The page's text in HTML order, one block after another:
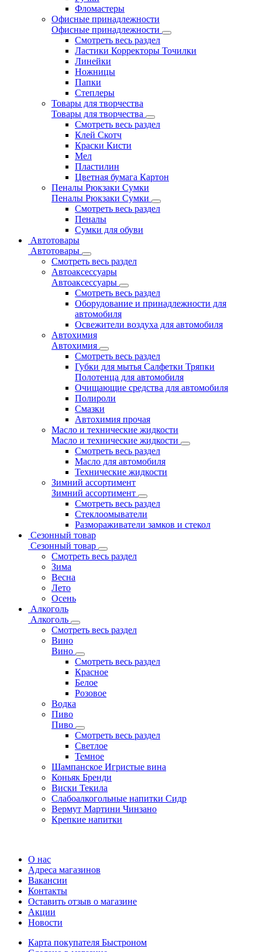
Фломастеры
Офисные принадлежности
Офисные принадлежности
Смотреть весь раздел
Ластики Корректоры Точилки
Линейки
Ножницы
Папки
Степлеры
Товары для творчества
Товары для творчества
Смотреть весь раздел
Клей Скотч
Краски Кисти
Мел
Пластилин
Цветная бумага Картон
Пеналы Рюкзаки Сумки
Пеналы Рюкзаки Сумки
Смотреть весь раздел
Пеналы
Сумки для обуви
Автотовары
Автотовары
Смотреть весь раздел
Автоаксессуары
Автоаксессуары
Смотреть весь раздел
Оборудование и принадлежности для
автомобиля
Освежители воздуха для автомобиля
Автохимия
Автохимия
Смотреть весь раздел
Губки для мытья Салфетки Тряпки
Полотенца для автомобиля
Очищающие средства для автомобиля
Полироли
Смазки
Автохимия прочая
Масло и технические жидкости
Масло и технические жидкости
Смотреть весь раздел
Масло для автомобиля
Технические жидкости
Зимний ассортимент
Зимний ассортимент
Смотреть весь раздел
Стеклоомыватели
Размораживатели замков и стекол
Сезонный товар
Сезонный товар
Смотреть весь раздел
Зима
Весна
Лето
Осень
Алкоголь
Алкоголь
Смотреть весь раздел
Вино
Вино
Смотреть весь раздел
Красное
Белое
Розовое
Водка
Пиво
Пиво
Смотреть весь раздел
Cветлое
Темное
Шампанское Игристые вина
Коньяк Бренди
Виски Текила
Слабоалкогольные напитки Сидр
Вермут Мартини Чинзано
Крепкие напитки
О нас
Адреса магазинов
Вакансии
Контакты
Оставить отзыв о магазине
Акции
Новости
Карта покупателя Быстроном